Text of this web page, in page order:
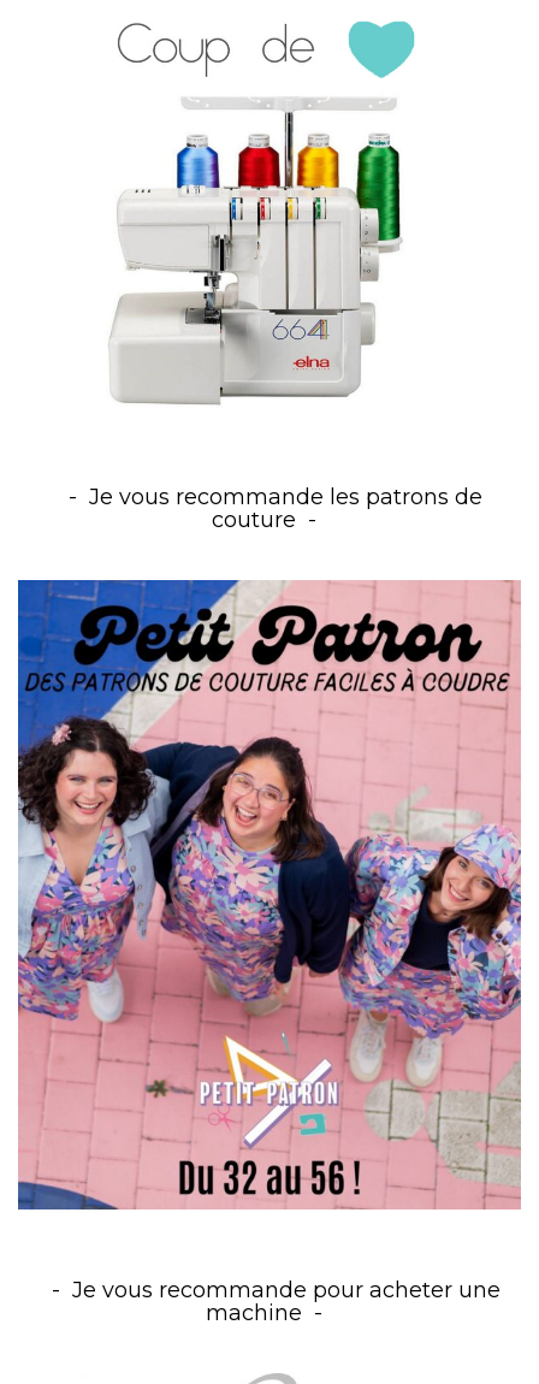
Je vous recommande les patrons de
couture
Je vous recommande pour acheter une
machine